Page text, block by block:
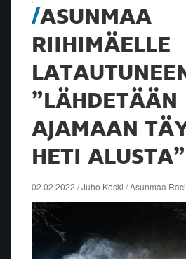
ASUNMAA
RIIHIMÄELLE
”LÄHDETÄÄN
AJAMAAN
HETI ALUSTA”
02.02.2022 / Juho Koski / Asunmaa